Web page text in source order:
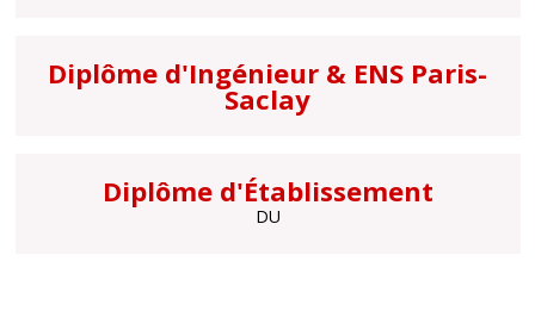
Diplôme d'Ingénieur & ENS Paris-
Saclay
Diplôme d'Établissement
DU